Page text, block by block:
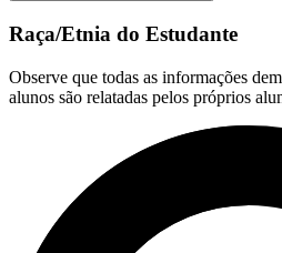
Raça/Etnia do Estudante
Observe que todas as informações
alunos são relatadas pelos próprios